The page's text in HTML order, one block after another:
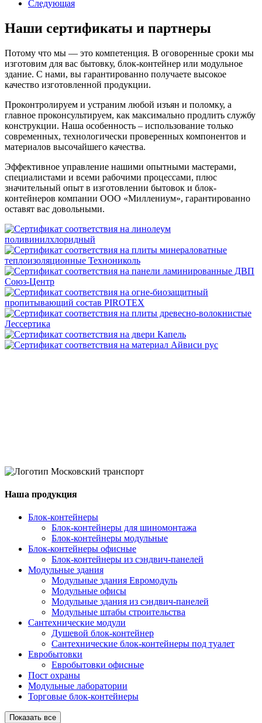
Следующая
Наши сертификаты и партнеры
Потому что мы — это компетенция. В оговоренные сроки мы
изготовим для вас бытовку, блок-контейнер или модульное
здание. С нами, вы гарантированно получаете высокое
качество изготовленной продукции.
Проконтролируем и устраним любой изъян и поломку, а
главное проконсультируем, как максимально продлить службу
конструкции. Наша особенность – использование только
современных, технологически проверенных компонентов и
материалов высочайшего качества.
Эффективное управление нашими опытными мастерами,
специалистами и всеми рабочими процессами, плюс
значительный опыт в изготовлении бытовок и блок-
контейнеров компании ООО «Миллениум», гарантированно
оставят вас довольными.
Наша продукция
Блок-контейнеры
Блок-контейнеры для шиномонтажа
Блок-контейнеры модульные
Блок-контейнеры офисные
Блок-контейнеры из сэндвич-панелей
Модульные здания
Модульные здания Евромодуль
Модульные офисы
Модульные здания из сэндвич-панелей
Модульные штабы строительства
Сантехнические модули
Душевой блок-контейнер
Сантехнические блок-контейнеры под туалет
Евробытовки
Евробытовки офисные
Пост охраны
Модульные лаборатории
Торговые блок-контейнеры
Показать все